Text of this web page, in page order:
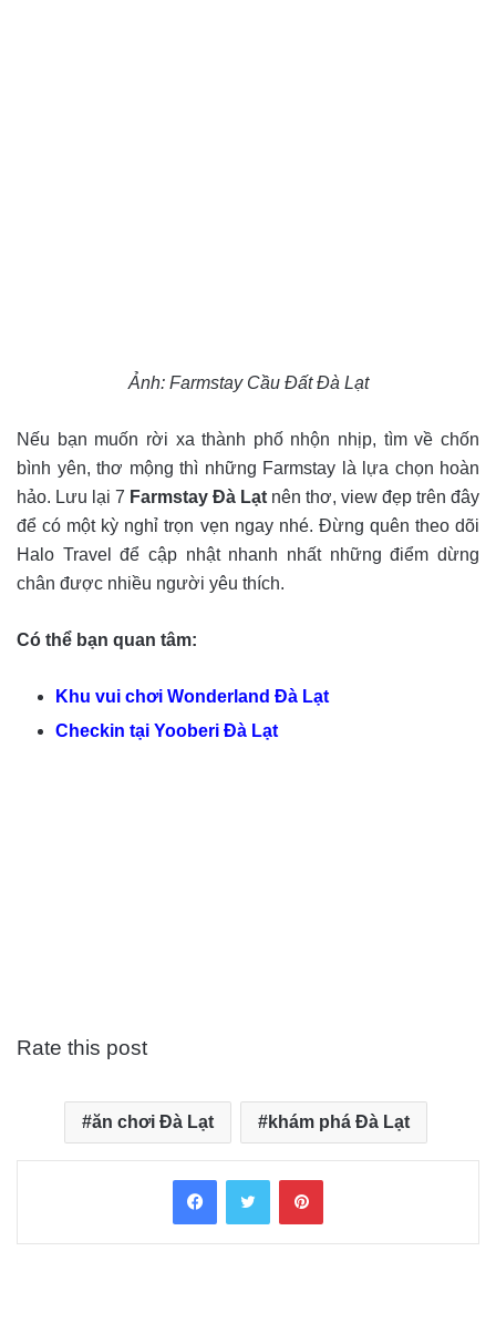
Ảnh: Farmstay Cầu Đất Đà Lạt
Nếu bạn muốn rời xa thành phố nhộn nhịp, tìm về chốn
bình yên, thơ mộng thì những Farmstay là lựa chọn hoàn
hảo. Lưu lại 7 Farmstay Đà Lạt nên thơ, view đẹp trên đây
để có một kỳ nghỉ trọn vẹn ngay nhé. Đừng quên theo dõi
Halo Travel để cập nhật nhanh nhất những điểm dừng
chân được nhiều người yêu thích.
Có thể bạn quan tâm:
Khu vui chơi Wonderland Đà Lạt
Checkin tại Yooberi Đà Lạt
Rate this post
ăn chơi Đà Lạt khám phá Đà Lạt
FacebookTwitter Pinterest